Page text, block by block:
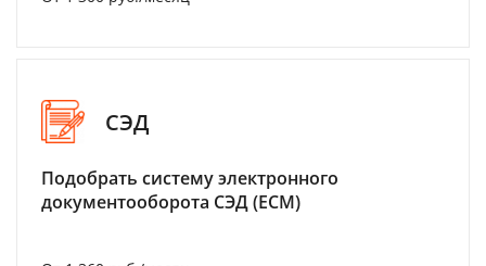
СЭД
Подобрать систему электронного
документооборота СЭД (ECM)